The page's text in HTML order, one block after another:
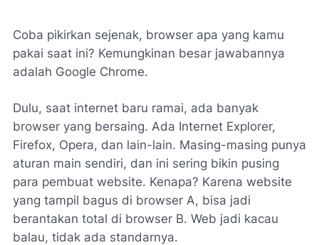
Coba pikirkan sejenak, browser apa yang kamu
pakai saat ini? Kemungkinan besar jawabannya
adalah Google Chrome.
Dulu, saat internet baru ramai, ada banyak
browser yang bersaing. Ada Internet Explorer,
Firefox, Opera, dan lain-lain. Masing-masing punya
aturan main sendiri, dan ini sering bikin pusing
para pembuat website. Kenapa? Karena website
yang tampil bagus di browser A, bisa jadi
berantakan total di browser B. Web jadi kacau
balau, tidak ada standarnya.